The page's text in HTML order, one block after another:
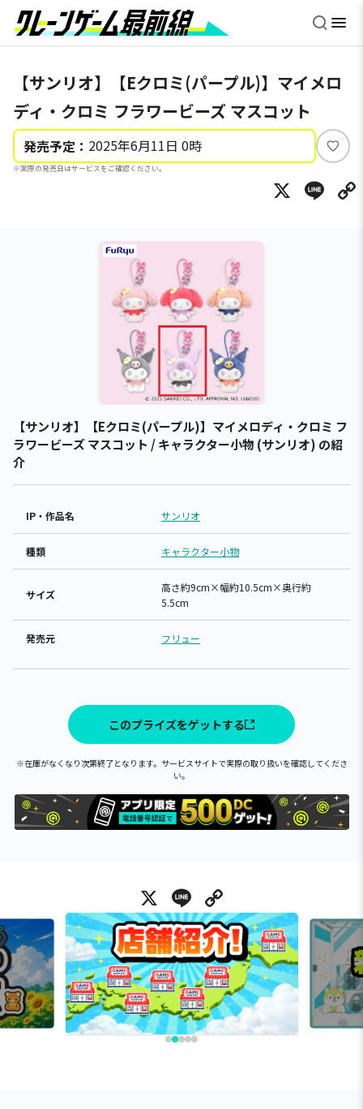
【サンリオ】【Eクロミ(パープル)】マイメロ
ディ・クロミ フラワービーズ マスコット
発売予定： 2025年6月11日 0時
※実際の発売日はサービスをご確認ください。
い
ね
X
【サンリオ】【Eクロミ(パープル)】マイメロディ・クロミ フ
ラワービーズ マスコット / キャラクター小物 (サンリオ) の紹
介
IP・作品名 サンリオ
種類 キャラクター小物
サイズ
高さ約9cm×幅約10.5cm×奥行約
5.5cm
発売元 フリュー
このプライズをゲットする
※在庫がなくなり次第終了となります。サービスサイトで実際の取り扱いを確認してくださ
い。
X Line